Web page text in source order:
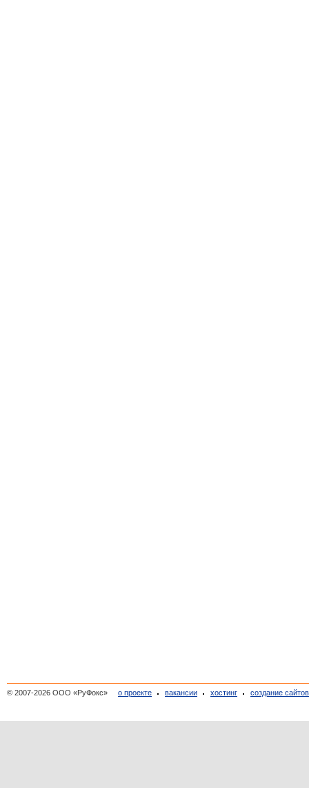
© 2007-2026 ООО «РуФокс» о проекте вакансии хостинг создание сайтов